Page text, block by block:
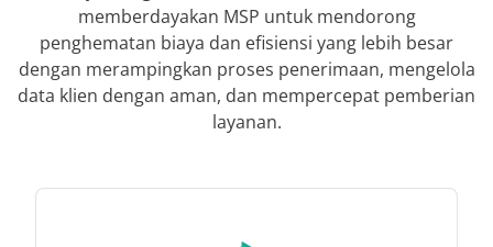
memberdayakan MSP untuk mendorong
penghematan biaya dan efisiensi yang lebih besar
dengan merampingkan proses penerimaan, mengelola
data klien dengan aman, dan mempercepat pemberian
layanan.